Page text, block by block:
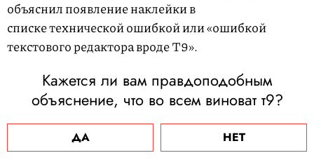
объяснил появление наклейки в
списке технической ошибкой или «ошибкой
текстового редактора вроде Т9».
Кажется ли вам правдоподобным
объяснение, что во всем виноват т9?
ДА НЕТ